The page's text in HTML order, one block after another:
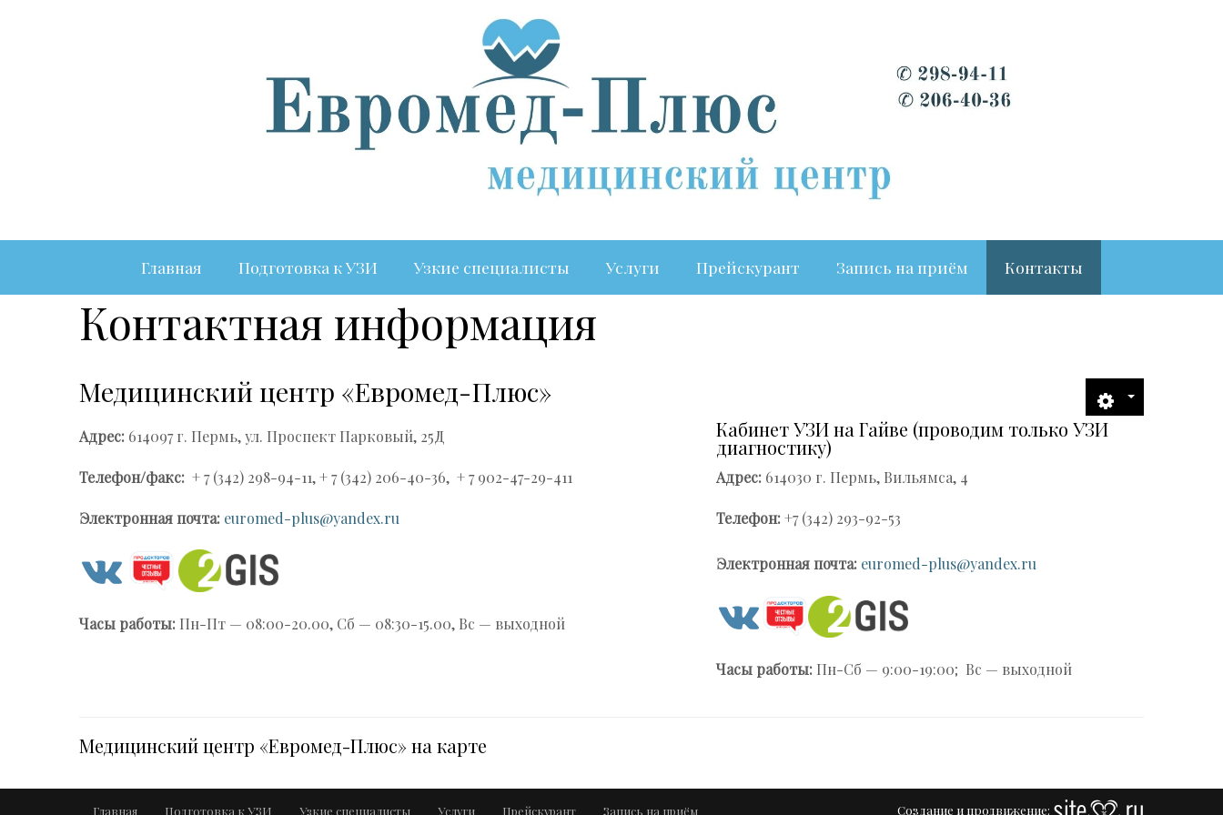
Главная Подготовка к УЗИ Узкие специалисты Услуги Прейскурант Запись на приём Контакты
Контактная информация
Медицинский центр «Евромед-Плюс»
Адрес: 614097 г. Пермь, ул. Проспект Парковый, 25Д
Телефон/факс: + 7 (342) 298-94-11, + 7 (342) 206-40-36, + 7 902-47-29-411
Электронная почта: euromed-plus@yandex.ru
Часы работы: Пн-Пт — 08:00-20.00, Сб — 08:30-15.00, Вс — выходной
Кабинет УЗИ на Гайве (проводим только УЗИ
диагностику)
Адрес: 614030 г. Пермь, Вильямса, 4
Телефон:+7 (342) 293-92-53
Электронная почта: euromed-plus@yandex.ru
Часы работы: Пн-Сб — 9:00-19:00; Вс — выходной
Медицинский центр «Евромед-Плюс» на карте
Главная Подготовка к УЗИ Узкие специалисты Услуги Прейскурант Запись на приём Создание и продвижение: